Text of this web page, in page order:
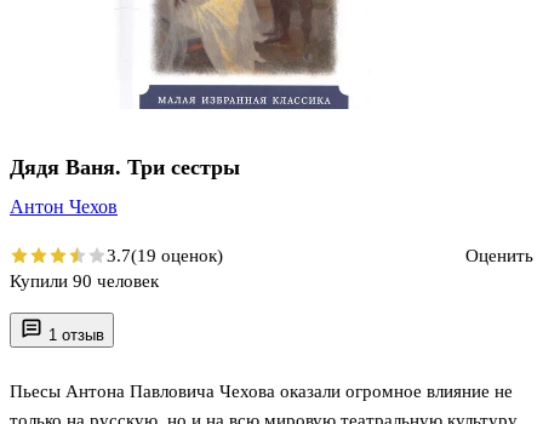
1 отзыв
Пьесы Антона Павловича Чехова оказали огромное влияние не
Дядя Ваня. Три сестры
Антон Чехов
3.7(19 оценок)
Оценить
Купили 90 человек